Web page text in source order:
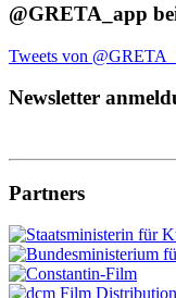
@GRETA_app
Tweets von
Newsletter
Partners